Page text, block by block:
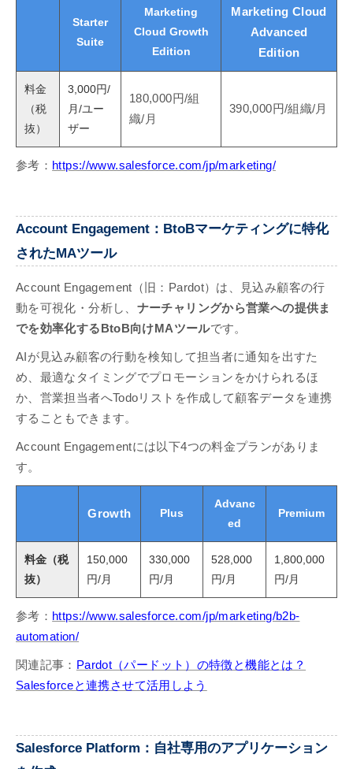
Starter
Suite
Marketing
Cloud Growth
Edition
Marketing Cloud
Advanced
Edition
料金
（税
抜）
3,000円/
月/ユー
ザー
180,000円/組
織/月
390,000円/組織/月
参考： https://www.salesforce.com/jp/marketing/
Account Engagement：BtoBマーケティングに特化
されたMAツール
Account Engagement（旧：Pardot）は、見込み顧客の行
動を可視化・分析し、 ナーチャリングから営業への提供ま
でを効率化するBtoB向けMAツールです。
AIが見込み顧客の行動を検知して担当者に通知を出すた
め、最適なタイミングでプロモーションをかけられるほ
か、営業担当者へTodoリストを作成して顧客データを連携
することもできます。
Account Engagementには以下4つの料金プランがありま
す。
Growth Plus
Advanc
ed
Premium
料金（税
抜）
150,000
円/月
330,000
円/月
528,000
円/月
1,800,000
円/月
参考： https://www.salesforce.com/jp/marketing/b2b-
automation/
関連記事： Pardot（パードット）の特徴と機能とは？
Salesforceと連携させて活用しよう
Salesforce Platform：自社専用のアプリケーション